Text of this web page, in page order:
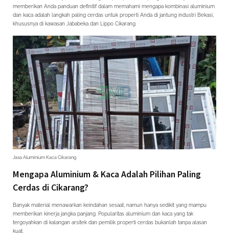
memberikan Anda panduan definitif dalam memahami mengapa kombinasi aluminium
dan kaca adalah langkah paling cerdas untuk properti Anda di jantung industri Bekasi,
khususnya di kawasan Jababeka dan Lippo Cikarang.
Jasa Aluminium Kaca Cikarang
Mengapa Aluminium & Kaca Adalah Pilihan Paling
Cerdas di Cikarang?
Banyak material menawarkan keindahan sesaat, namun hanya sedikit yang mampu
memberikan kinerja jangka panjang. Popularitas aluminium dan kaca yang tak
tergoyahkan di kalangan arsitek dan pemilik properti cerdas bukanlah tanpa alasan
kuat.